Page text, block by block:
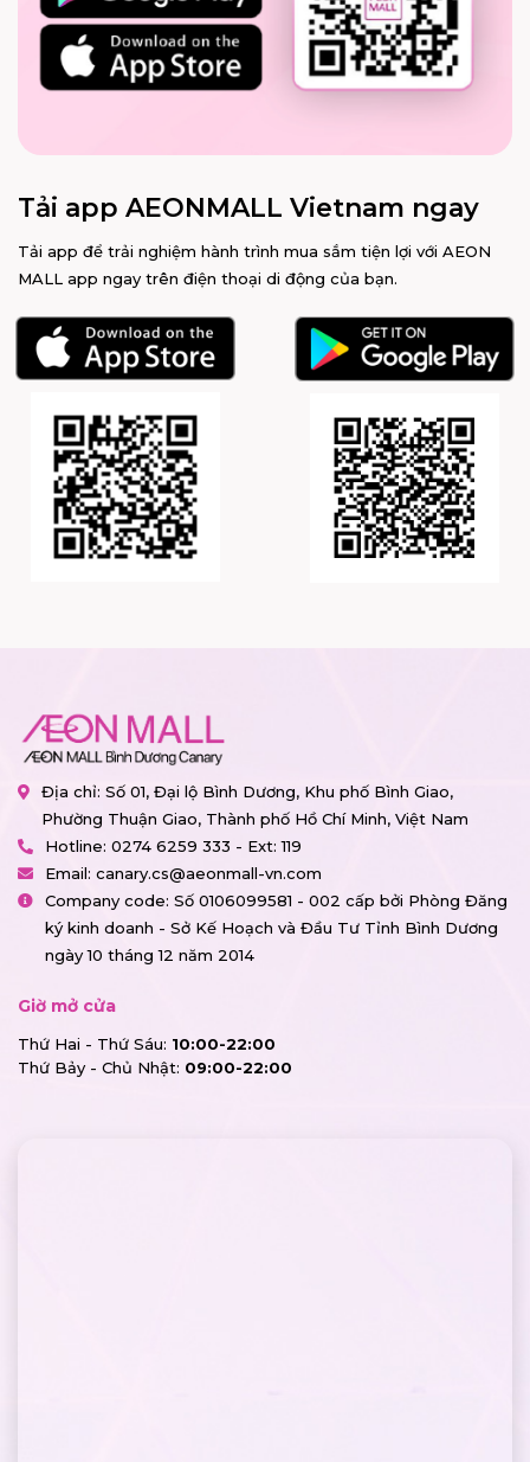
Tải app AEONMALL Vietnam ngay
Tải app để trải nghiệm hành trình mua sắm tiện lợi với AEON
MALL app ngay trên điện thoại di động của bạn.
Địa chỉ: Số 01, Đại lộ Bình Dương, Khu phố Bình Giao,
Phường Thuận Giao, Thành phố Hồ Chí Minh, Việt Nam
Hotline: 0274 6259 333 - Ext: 119
Email: canary.cs@aeonmall-vn.com
Company code: Số 0106099581 - 002 cấp bởi Phòng Đăng
ký kinh doanh - Sở Kế Hoạch và Đầu Tư Tỉnh Bình Dương
ngày 10 tháng 12 năm 2014
Giờ mở cửa
Thứ Hai - Thứ Sáu: 10:00-22:00
Thứ Bảy - Chủ Nhật: 09:00-22:00